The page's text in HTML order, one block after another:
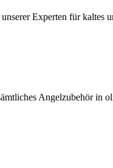
Experten für kaltes
Angelzubehör